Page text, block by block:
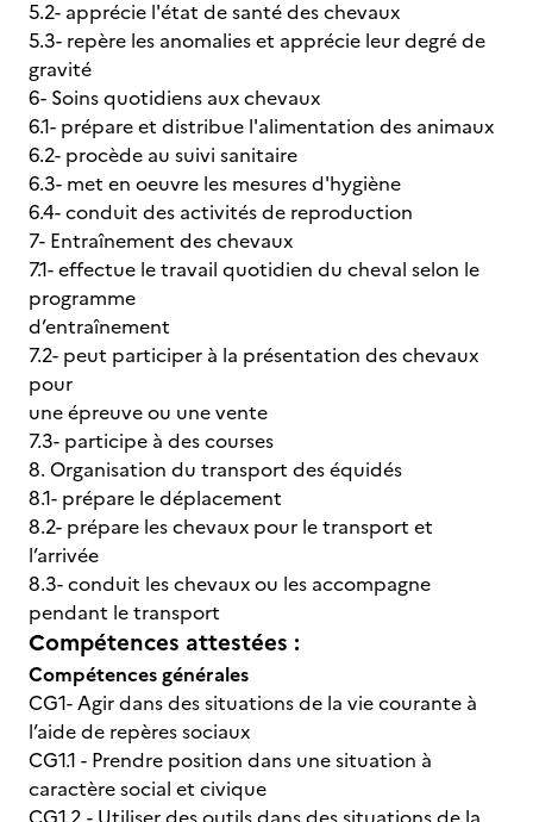
5.2- apprécie l'état de santé des chevaux
5.3- repère les anomalies et apprécie leur degré de
gravité
6- Soins quotidiens aux chevaux
6.1- prépare et distribue l'alimentation des animaux
6.2- procède au suivi sanitaire
6.3- met en oeuvre les mesures d'hygiène
6.4- conduit des activités de reproduction
7- Entraînement des chevaux
7.1- effectue le travail quotidien du cheval selon le
programme
d’entraînement
7.2- peut participer à la présentation des chevaux
pour
une épreuve ou une vente
7.3- participe à des courses
8. Organisation du transport des équidés
8.1- prépare le déplacement
8.2- prépare les chevaux pour le transport et
l’arrivée
8.3- conduit les chevaux ou les accompagne
pendant le transport
Compétences attestées :
Compétences générales
CG1- Agir dans des situations de la vie courante à
l’aide de repères sociaux
CG1.1 - Prendre position dans une situation à
caractère social et civique